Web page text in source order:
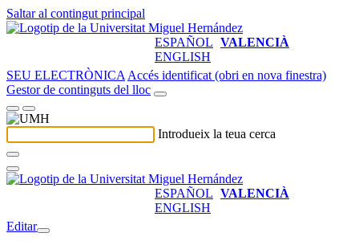
Saltar al contingut principal
ESPAÑOL VALENCIÀ
ENGLISH
SEU ELECTRÒNICA Accés identificat (obri en nova finestra)
Gestor de continguts del lloc
Introdueix la teua cerca
ESPAÑOL VALENCIÀ
ENGLISH
Editar